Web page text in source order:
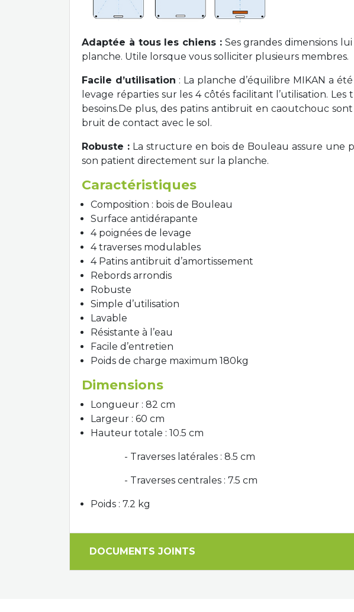
Adaptée à tous les chiens :Ses grandes dimensions
planche. Utile lorsque vous solliciter plusieurs membres.
Facile d’utilisation : La planche d’équilibre MIKAN a
levage réparties sur les 4 côtés facilitant l’utilisation.
besoins.De plus, des patins antibruit en caoutchouc
bruit de contact avec le sol.
Robuste : La structure en bois de Bouleau assure une
son patient directement sur la planche.
Caractéristiques
Composition : bois de Bouleau
Surface antidérapante
4 poignées de levage
4 traverses modulables
4 Patins antibruit d’amortissement
Rebords arrondis
Robuste
Simple d’utilisation
Lavable
Résistante à l’eau
Facile d’entretien
Poids de charge maximum 180kg
Dimensions
Longueur : 82 cm
Largeur : 60 cm
Hauteur totale : 10.5 cm
- Traverses latérales : 8.5 cm
- Traverses centrales : 7.5 cm
Poids : 7.2 kg
DOCUMENTS JOINTS